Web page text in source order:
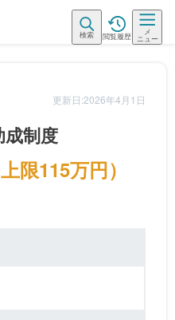
検索 閲覧履歴
メ
ニュー
更新日:2026年4月1日
成制度
限115万円）